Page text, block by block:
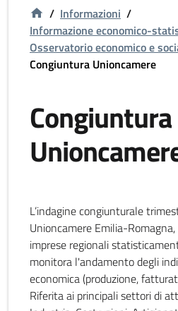
/ Informazioni /
Informazione economico-
Osservatorio economico e
Congiuntura Unioncamere
Congiuntura
L’indagine congiunturale
Unioncamere Emilia-
imprese regionali
monitora l'andamento degli
economica (produzione,
Riferita ai principali settori di